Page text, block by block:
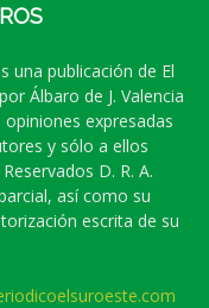
una publicación de El
Álbaro de J. Valencia
expresadas
y sólo a ellos
D. R. A.
así como su
escrita de su